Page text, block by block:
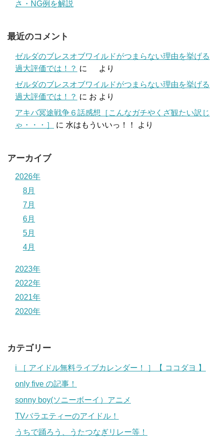
さ・NG例を解説
最近のコメント
ゼルダのブレスオブワイルドがつまらない理由を挙げる
過大評価では！？ に
より
ゼルダのブレスオブワイルドがつまらない理由を挙げる
過大評価では！？ に お より
アキバ冥途戦争６話感想［こんなガチやくざ観たい訳じ
ゃ・・・］
に 水はもういいっ！！ より
アーカイブ
2026年
8月
7月
6月
5月
4月
2023年
2022年
2021年
2020年
カテゴリー
i ［ アイドル無料ライブカレンダー！ ］【 ココダヨ 】
only five の記事！
sonny boy(ソニーボーイ）アニメ
TVバラエティーのアイドル！
うちで踊ろう、うたつなぎリレー等！